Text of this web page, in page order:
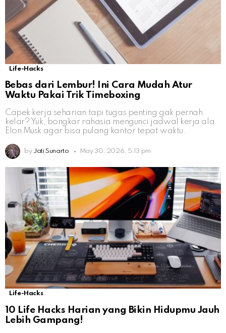
Life-Hacks
Bebas dari Lembur! Ini Cara Mudah Atur
Waktu Pakai Trik Timeboxing
Capek kerja seharian tapi tugas penting gak pernah
kelar? Yuk, bongkar rahasia mengunci jadwal kerja ala
Elon Musk agar bisa pulang kantor tepat waktu.
by Jati Sunarto May 30, 2026, 5:13 pm
Life-Hacks
10 Life Hacks Harian yang Bikin Hidupmu Jauh
Lebih Gampang!